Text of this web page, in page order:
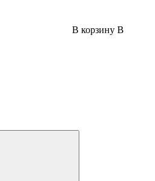
В корзину В